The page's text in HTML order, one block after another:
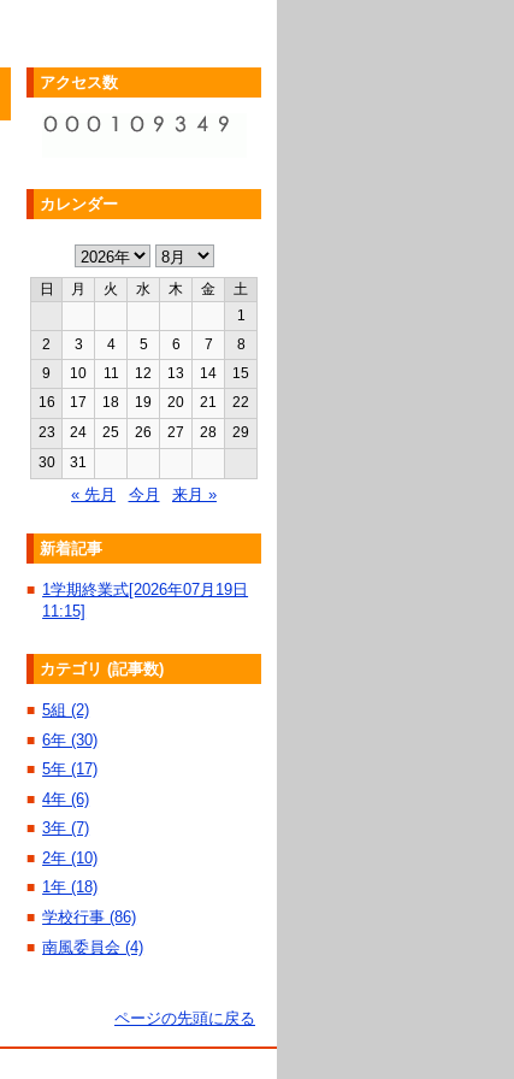
アクセス数
カレンダー
日 月 火 水 木 金
土
1
2
3 4 5 6 7
8
9
10 11 12 13 14
15
16
17 18 19 20 21
22
23
24 25 26 27 28
29
30
31
« 先月 今月 来月 »
新着記事
■ 1学期終業式[2026年07月19日
11:15]
カテゴリ (記事数)
■ 5組 (2)
■ 6年 (30)
■ 5年 (17)
■ 4年 (6)
■ 3年 (7)
■ 2年 (10)
■ 1年 (18)
■ 学校行事 (86)
■ 南風委員会 (4)
ページの先頭に戻る